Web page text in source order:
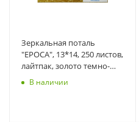
Зеркальная поталь
"EPOCA", 13*14, 250 листов,
лайтпак, золото темно-
желтое 40
В наличии